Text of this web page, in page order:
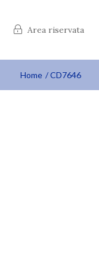
Area riservata
Home CD7646